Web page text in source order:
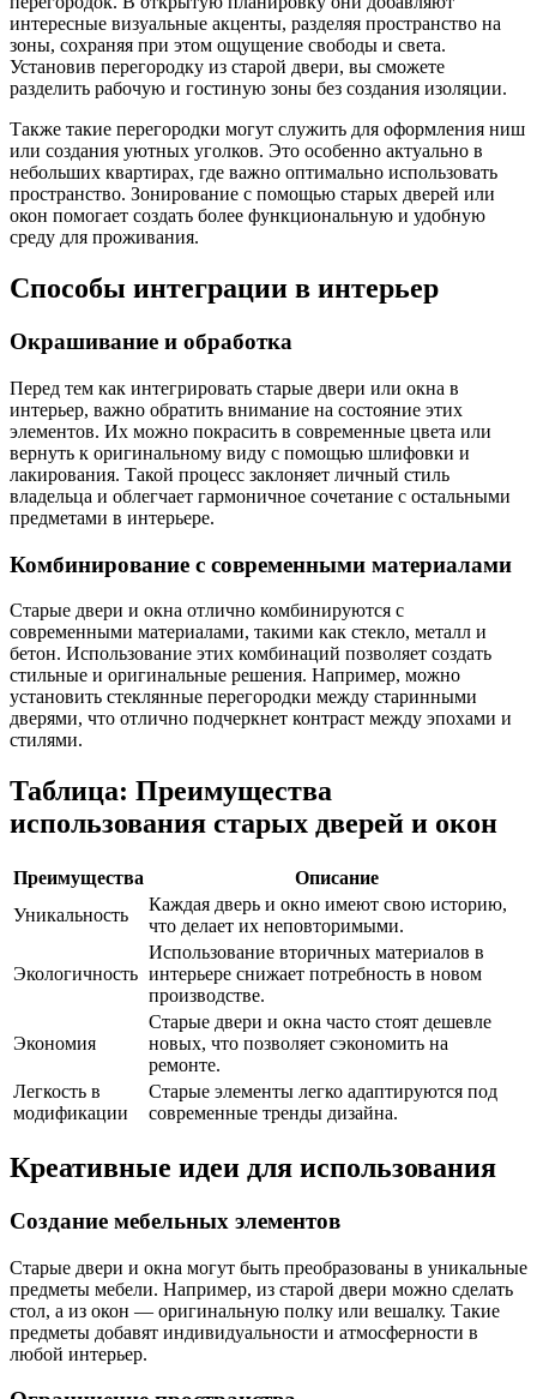
интересные визуальные акценты, разделяя пространство на
зоны, сохраняя при этом ощущение свободы и света.
Установив перегородку из старой двери, вы сможете
разделить рабочую и гостиную зоны без создания изоляции.
Также такие перегородки могут служить для оформления ниш
или создания уютных уголков. Это особенно актуально в
небольших квартирах, где важно оптимально использовать
пространство. Зонирование с помощью старых дверей или
окон помогает создать более функциональную и удобную
среду для проживания.
Способы интеграции в интерьер
Окрашивание и обработка
Перед тем как интегрировать старые двери или окна в
интерьер, важно обратить внимание на состояние этих
элементов. Их можно покрасить в современные цвета или
вернуть к оригинальному виду с помощью шлифовки и
лакирования. Такой процесс заклоняет личный стиль
владельца и облегчает гармоничное сочетание с остальными
предметами в интерьере.
Комбинирование с современными материалами
Старые двери и окна отлично комбинируются с
современными материалами, такими как стекло, металл и
бетон. Использование этих комбинаций позволяет создать
стильные и оригинальные решения. Например, можно
установить стеклянные перегородки между старинными
дверями, что отлично подчеркнет контраст между эпохами и
стилями.
Таблица: Преимущества
использования старых дверей и окон
Преимущества
Описание
Уникальность
Каждая дверь и окно имеют свою историю,
что делает их неповторимыми.
Экологичность
Использование вторичных материалов в
интерьере снижает потребность в новом
производстве.
Экономия
Старые двери и окна часто стоят дешевле
новых, что позволяет сэкономить на
ремонте.
Легкость в
модификации
Старые элементы легко адаптируются под
современные тренды дизайна.
Креативные идеи для использования
Создание мебельных элементов
Старые двери и окна могут быть преобразованы в уникальные
предметы мебели. Например, из старой двери можно сделать
стол, а из окон — оригинальную полку или вешалку. Такие
предметы добавят индивидуальности и атмосферности в
любой интерьер.